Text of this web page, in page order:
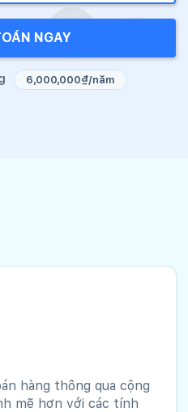
NGAY
6,000,000₫/năm
hàng thông qua cộng
mẽ hơn với các tính